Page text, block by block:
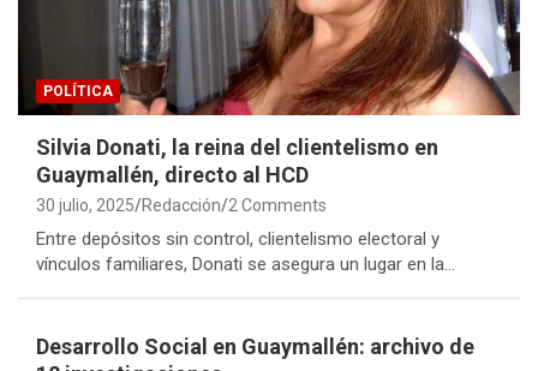
POLÍTICA
Silvia Donati, la reina del clientelismo en
Guaymallén, directo al HCD
30 julio, 2025 Redacción 2 Comments
Entre depósitos sin control, clientelismo electoral y
vínculos familiares, Donati se asegura un lugar en la…
Desarrollo Social en Guaymallén: archivo de